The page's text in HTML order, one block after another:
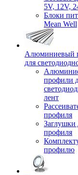
5V, 12V,
Блоки
Mean Well
Алюминиевый
для
профили
лент
профиля
Заглушки
профиля
профилю